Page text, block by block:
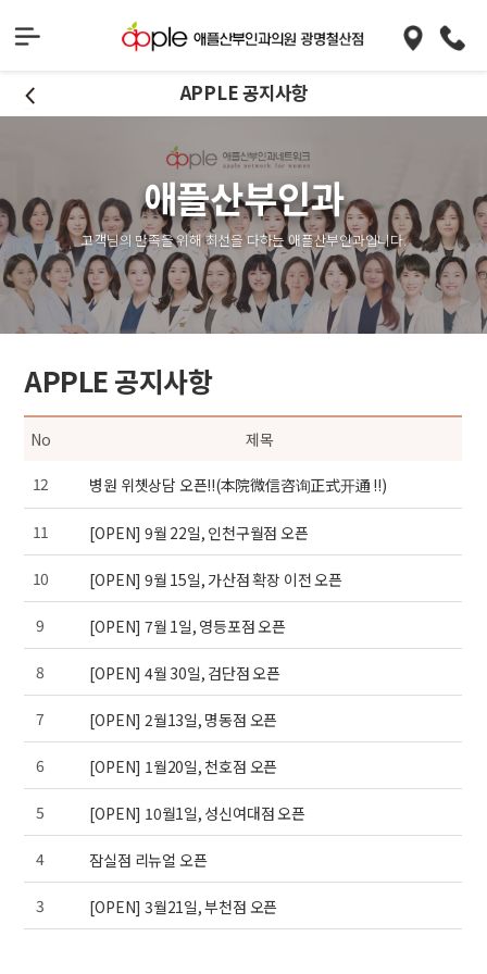
APPLE 공지사항
애플산부인과
고객님의 만족을 위해 최선을 다하는 애플산부인과입니다.
APPLE 공지사항
No 제목
12 병원 위쳇상담 오픈!!(本院微信咨询正式开通 !!)
11 [OPEN] 9월 22일, 인천구월점 오픈
10 [OPEN] 9월 15일, 가산점 확장 이전 오픈
9 [OPEN] 7월 1일, 영등포점 오픈
8 [OPEN] 4월 30일, 검단점 오픈
7 [OPEN] 2월13일, 명동점 오픈
6 [OPEN] 1월20일, 천호점 오픈
5 [OPEN] 10월1일, 성신여대점 오픈
4 잠실점 리뉴얼 오픈
3 [OPEN] 3월21일, 부천점 오픈